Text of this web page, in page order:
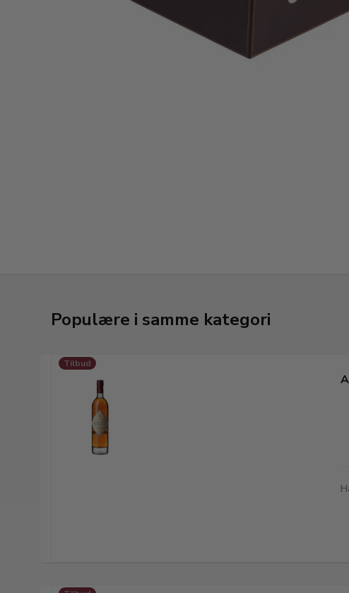
Populære i samme kategori
Tilbud